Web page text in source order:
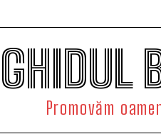
GHIDUL
Promovăm